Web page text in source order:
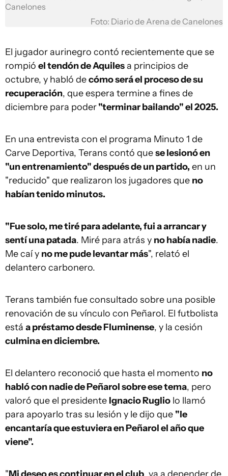
Canelones
Foto: Diario de Arena de Canelones
El jugador aurinegro contó recientemente que se
rompió el tendón de Aquilesa principios de
octubre, y habló decómo será el proceso de su
recuperación, que espera termine a fines de
diciembre para poder"terminar bailando" el 2025.
En una entrevista con el programa Minuto 1 de
Carve Deportiva, Terans contó quese lesionó en
"un entrenamiento" después de un partido, en un
"reducido" que realizaron los jugadores que no
habían tenido minutos.
"Fue solo, me tiré para adelante, fui a arrancar y
sentí una patada. Miré para atrás y no había nadie.
Me caí y no me pude levantar más", relató el
delantero carbonero.
Terans también fue consultado sobre una posible
renovación de su vínculo con Peñarol. El futbolista
está a préstamo desde Fluminense, y la cesión
culmina en diciembre.
El delantero reconoció que hasta el momento no
habló con nadie de Peñarol sobre ese tema, pero
valoró que el presidente Ignacio Ruglio lo llamó
para apoyarlo tras su lesión y le dijo que "le
encantaría que estuviera en Peñarol el año que
viene".